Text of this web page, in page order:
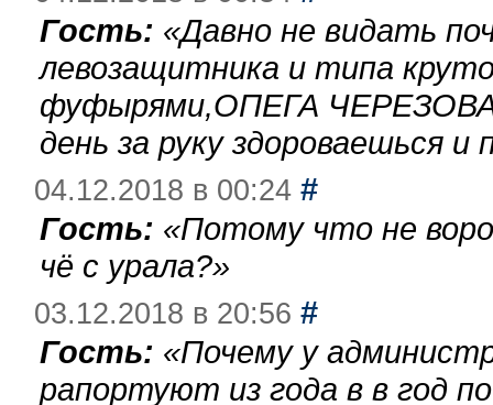
Гость: «Давно не видать
левозащитника и типа
фуфырями,ОПЕГА
день за руку здороваешься
04.12.2018 в 00:24 #
Гость: «Потому что не
чё с урала?»
03.12.2018 в 20:56 #
Гость: «Почему у
рапортуют из года в в год